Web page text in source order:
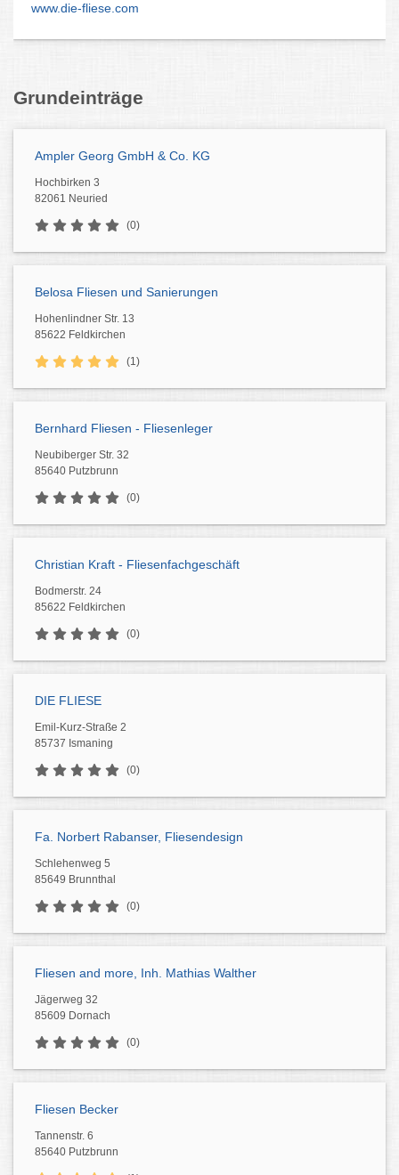
www.die-fliese.com
Grundeinträge
Ampler Georg GmbH & Co. KG
Hochbirken 3
82061 Neuried
(0)
Belosa Fliesen und Sanierungen
Hohenlindner Str. 13
85622 Feldkirchen
(1)
Bernhard Fliesen - Fliesenleger
Neubiberger Str. 32
85640 Putzbrunn
(0)
Christian Kraft - Fliesenfachgeschäft
Bodmerstr. 24
85622 Feldkirchen
(0)
DIE FLIESE
Emil-Kurz-Straße 2
85737 Ismaning
(0)
Fa. Norbert Rabanser, Fliesendesign
Schlehenweg 5
85649 Brunnthal
(0)
Fliesen and more, Inh. Mathias Walther
Jägerweg 32
85609 Dornach
(0)
Fliesen Becker
Tannenstr. 6
85640 Putzbrunn